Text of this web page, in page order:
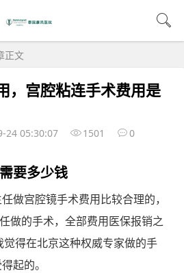
正文
，宫腔粘连手术费用是
24 05:30:07 1501 0
要多少钱
做宫腔镜手术费用比较合理的，
做的手术，全部费用医保报销之
得在北京这种权威专家做的手
起的。